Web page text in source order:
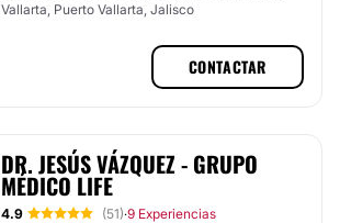
Vallarta, Puerto Vallarta, Jalisco
CONTACTAR
DR. JESÚS VÁZQUEZ - GRUPO
MÉDICO LIFE
4.9 (51)·9 Experiencias